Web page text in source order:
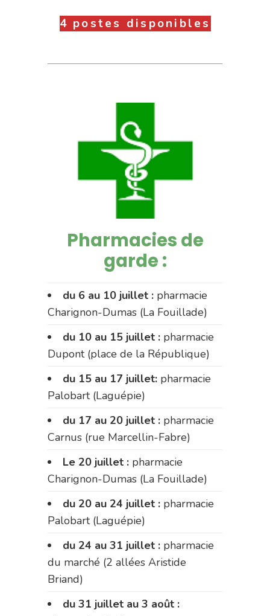
4 postes disponibles
Pharmacies de
garde :
du 6 au 10 juillet : pharmacie
Charignon-Dumas (La Fouillade)
du 10 au 15 juillet : pharmacie
Dupont (place de la République)
du 15 au 17 juillet: pharmacie
Palobart (Laguépie)
du 17 au 20 juillet : pharmacie
Carnus (rue Marcellin-Fabre)
Le 20 juillet : pharmacie
Charignon-Dumas (La Fouillade)
du 20 au 24 juillet : pharmacie
Palobart (Laguépie)
du 24 au 31 juillet : pharmacie
du marché (2 allées Aristide
Briand)
du 31 juillet au 3 août :